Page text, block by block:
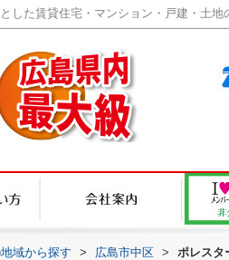
した賃貸住宅・マンション・戸建・土
域から探す > 広島市中区 > ポレスタ